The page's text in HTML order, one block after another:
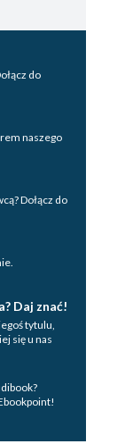
do
naszego
Dołącz do
Daj znać!
tytulu,
się u nas